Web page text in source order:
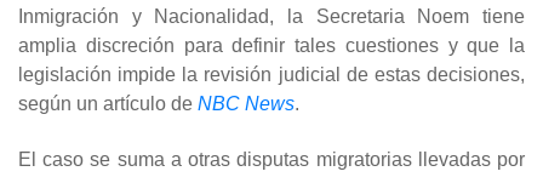
Inmigración y Nacionalidad, la Secretaria Noem tiene
amplia discreción para definir tales cuestiones y que la
legislación impide la revisión judicial de estas decisiones,
según un artículo de NBC News.
El caso se suma a otras disputas migratorias llevadas por